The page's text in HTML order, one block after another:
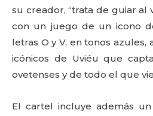
su creador, “trata de guiar al
con un juego de un icono
letras O y V, en tonos
icónicos de Uviéu que
ovetenses y de todo el que
El cartel incluye además